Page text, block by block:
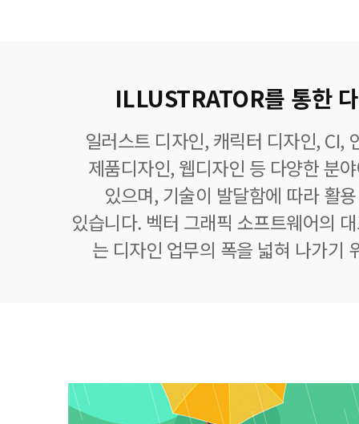
ILLUSTRATOR를 통한
일러스트 디자인, 캐릭터 디자인, CI,
제품디자인, 웹디자인 등 다양한 분
있으며, 기술이 발달함에 따라 활
있습니다. 벡터 그래픽 소프트웨어의
는 디자인 업무의 폭을 넓혀 나가기